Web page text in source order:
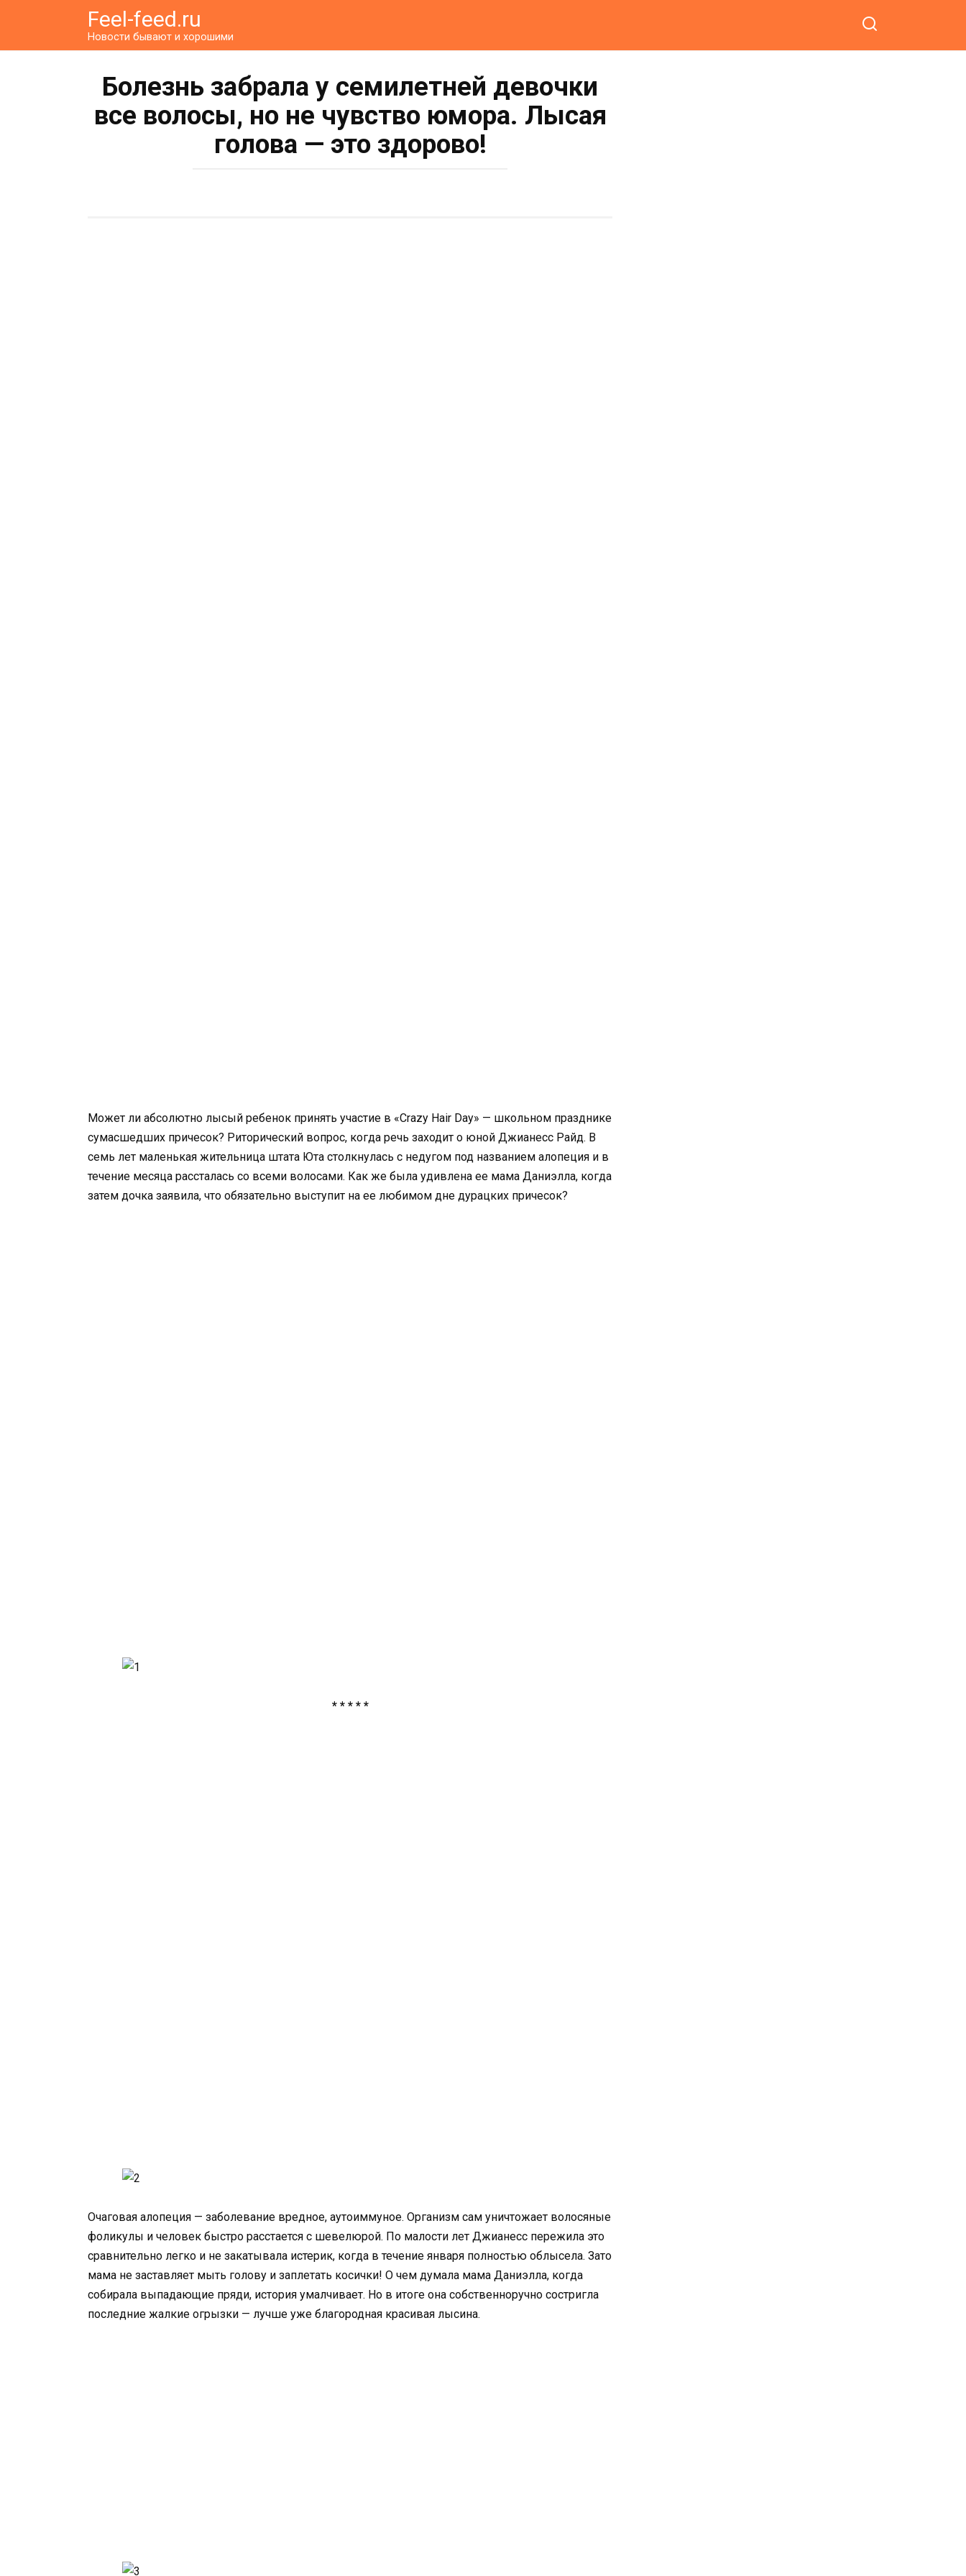
Feel-feed.ru
Новости бывают и хорошими
Болезнь забрала у семилетней девочки
все волосы, но не чувство юмора. Лысая
голова — это здорово!
Может ли абсолютно лысый ребенок принять участие в «Crazy Hair Day» — школьном празднике
сумасшедших причесок? Риторический вопрос, когда речь заходит о юной Джианесс Райд. В
семь лет маленькая жительница штата Юта столкнулась с недугом под названием алопеция и в
течение месяца рассталась со всеми волосами. Как же была удивлена ее мама Даниэлла, когда
затем дочка заявила, что обязательно выступит на ее любимом дне дурацких причесок?
* * * * *
Очаговая алопеция — заболевание вредное, аутоиммуное. Организм сам уничтожает волосяные
фоликулы и человек быстро расстается с шевелюрой. По малости лет Джианесс пережила это
сравнительно легко и не закатывала истерик, когда в течение января полностью облысела. Зато
мама не заставляет мыть голову и заплетать косички! О чем думала мама Даниэлла, когда
собирала выпадающие пряди, история умалчивает. Но в итоге она собственноручно состригла
последние жалкие огрызки — лучше уже благородная красивая лысина.